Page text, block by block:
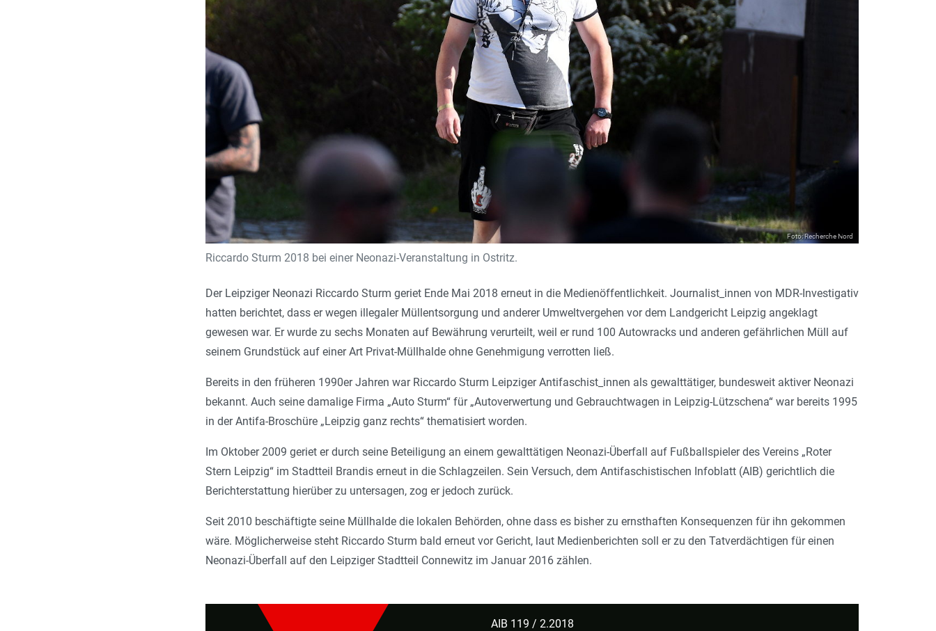
Foto: Recherche Nord
Riccardo Sturm 2018 bei einer Neonazi-Veranstaltung in Ostritz.
Der Leipziger Neonazi Riccardo Sturm geriet Ende Mai 2018 erneut in die Medien­öffentlichkeit. Journalist_innen von MDR-Inves­tigativ
hatten berichtet, dass er wegen illegaler Müllentsorgung und anderer Umweltvergehen vor dem Landgericht Leipzig angeklagt
gewesen war. Er wurde zu sechs Monaten auf Bewährung verurteilt, weil er rund 100 Autowracks und anderen gefährlichen Müll auf
seinem Grundstück auf einer Art Privat-Müllhalde ohne Geneh­migung verrotten ließ.
Bereits in den frühe­ren 1990er Jahren war Riccardo Sturm Leipziger Antifaschist_innen als gewalttätiger, bundesweit aktiver Neonazi
bekannt. Auch seine damalige Firma „Auto Sturm“ für „Autoverwertung und Gebrauchtwagen in Leipzig-Lützschena“ war bereits 1995
in der Antifa-Broschüre „Leipzig ganz rechts“ thematisiert worden.
Im Oktober 2009 geriet er durch seine Beteiligung an einem gewalttätigen Neonazi-Überfall auf Fußballspieler des Vereins „Roter
Stern Leipzig“ im Stadtteil Brandis erneut in die Schlagzeilen. Sein Versuch, dem Antifaschistischen Infoblatt (AIB) gerichtlich die
Berichterstattung hierüber zu untersagen, zog er jedoch zurück.
Seit 2010 beschäftigte seine Müllhalde die lokalen Behörden, ohne dass es bisher zu ernsthaften Konsequenzen für ihn gekommen
wäre. Möglicherweise steht Riccardo Sturm bald erneut vor Gericht, laut Medienberichten soll er zu den Tatverdächtigen für einen
Neonazi-Überfall auf den Leipziger Stadtteil Connewitz im Januar 2016 zählen.
AIB 119 / 2.2018